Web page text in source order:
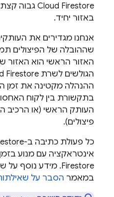
Cloud Firestore גבוה
באזור יחיד.
אנחנו מגדירים את
שההובלה של הפיצולים
האזור הראשי הוא האזור
הגולשים לשרת Firestore
ההנהלה מקטינה את זמן
בתקשורת בין לקוח
העותק הראשי (או
פיצולים).
כל פעולת כתיבה ב-
אינטראקציה עם מנוע
Firestore. מידע נוסף על
במאמר הסבר על